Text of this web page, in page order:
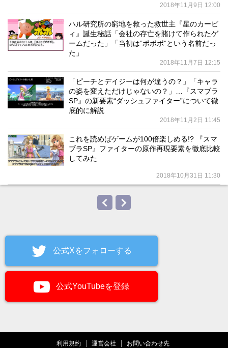
2018年11月9日 12:00
ハル研究所の窮地を救った救世主『星のカービ
ィ』誕生秘話「会社の存亡を賭けて作られたゲ
ームだった」「当初は”ポポポ”という名前だっ
た」
2018年11月7日 12:15
「ピーチとデイジーは何が違うの？」「キャラ
の姿を変えただけじゃないの？」…『スマブラ
SP』の新要素“ダッシュファイター”について徹
底的に解説
2018年11月2日 11:45
これを読めばゲームが100倍楽しめる!? 『スマ
ブラSP』ファイターの原作再現要素を徹底比較
してみた
2018年10月31日 11:30
公式Xをフォローする
公式YouTubeを登録
利用規約 運営会社 お問い合わせ先